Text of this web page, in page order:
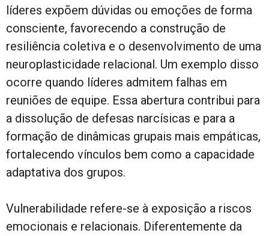
líderes expõem dúvidas ou emoções de forma
consciente, favorecendo a construção de
resiliência coletiva e o desenvolvimento de uma
neuroplasticidade relacional. Um exemplo disso
ocorre quando líderes admitem falhas em
reuniões de equipe. Essa abertura contribui para
a dissolução de defesas narcísicas e para a
formação de dinâmicas grupais mais empáticas,
fortalecendo vínculos bem como a capacidade
adaptativa dos grupos.
Vulnerabilidade refere-se à exposição a riscos
emocionais e relacionais. Diferentemente da